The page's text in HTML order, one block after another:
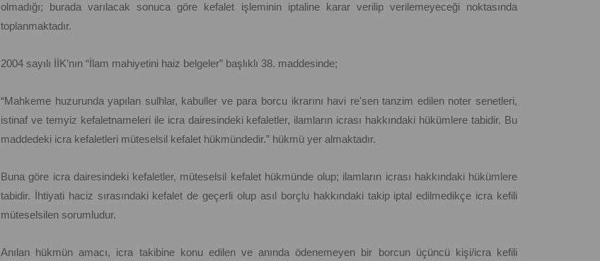
olmadığı; burada varılacak sonuca göre kefalet işleminin iptaline karar verilip verilemeyeceği noktasında
toplanmaktadır.
2004 sayılı İİK’nın “İlam mahiyetini haiz belgeler” başlıklı 38. maddesinde;
“Mahkeme huzurunda yapılan sulhlar, kabuller ve para borcu ikrarını havi re'sen tanzim edilen noter senetleri,
istinaf ve temyiz kefaletnameleri ile icra dairesindeki kefaletler, ilamların icrası hakkındaki hükümlere tabidir. Bu
maddedeki icra kefaletleri müteselsil kefalet hükmündedir.” hükmü yer almaktadır.
Buna göre icra dairesindeki kefaletler, müteselsil kefalet hükmünde olup; ilamların icrası hakkındaki hükümlere
tabidir. İhtiyati haciz sırasındaki kefalet de geçerli olup asıl borçlu hakkındaki takip iptal edilmedikçe icra kefili
müteselsilen sorumludur.
Anılan hükmün amacı, icra takibine konu edilen ve anında ödenemeyen bir borcun üçüncü kişi/icra kefili